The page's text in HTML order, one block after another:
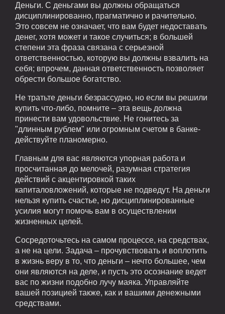
Деньги. С деньгами вы должны обращаться
дисциплинированно, прагматично и рачительно.
Это совсем не означает, что вам будет недоставать
денег, хотя может и такое случиться; в большей
степени эта фраза связана с серьезной
ответственностью, которую вы должны взвалить на
себя; впрочем, данная ответственность позволяет
обрести большое богатство.
Не тратьте деньги безрассудно, но если вы решили
купить что-либо, помните – эта вещь должна
принести вам удовольствие. Не гонитесь за
"длинным рублем" или огромным счетом в банке-
действуйте планомерно.
Главным для вас являются упорная работа и
просчитанная до мелочей, разумная стратегия
действий с акцентировкой таких
капиталовложений, которые не подведут. На деньги
нельзя купить счастье, но дисциплинированные
усилия могут помочь вам в осуществлении
жизненных целей.
Сосредоточьтесь на самом процессе, на средствах,
а не на цели. Задача – прочувствовать и воплотить
в жизнь веру в то, что деньги – нечто большее, чем
они являются на деле, и пусть это осознание ведет
вас по жизни подобно лучу маяка. Управляйте
вашей позицией также, как и вашими денежными
средствами.